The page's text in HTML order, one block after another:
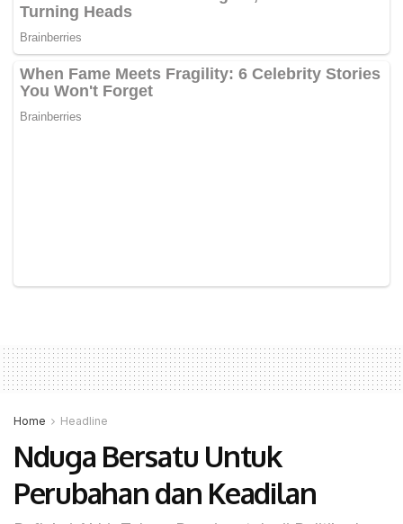
Home Headline
Nduga Bersatu Untuk
Perubahan dan Keadilan